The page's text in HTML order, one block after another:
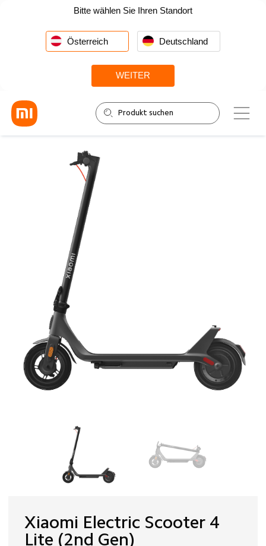
Bitte wählen Sie Ihren Standort
Österreich Deutschland
WEITER
Xiaomi Electric Scooter 4
Lite (2nd Gen)